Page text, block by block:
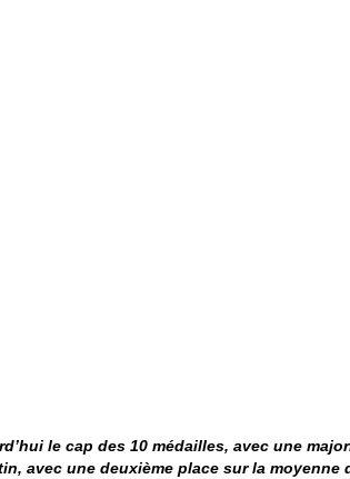
le cap des 10 médailles, avec une
avec une deuxième place sur la